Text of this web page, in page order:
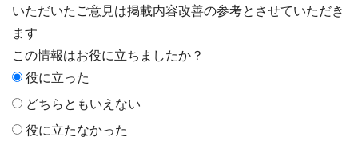
いただいたご意見は掲載内容改善の参考とさせていただき
ます
この情報はお役に立ちましたか？
役に立った
どちらともいえない
役に立たなかった